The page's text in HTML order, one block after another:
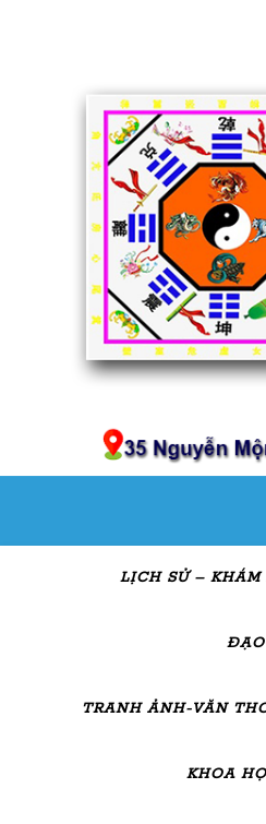
LỊCH SỬ –
ĐẠO
TRANH ẢNH-VĂN
KHOA